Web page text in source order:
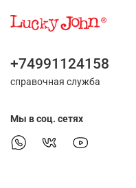
+74991124158
справочная служба
Мы в соц. сетях